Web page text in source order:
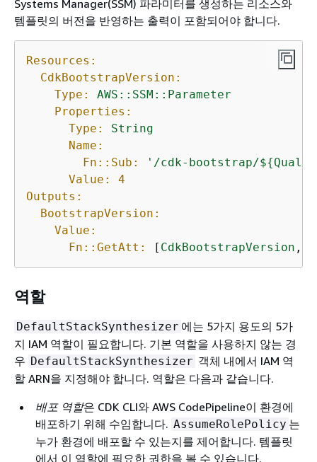
Systems Manager(SSM) 파라미터를 생성하는 리소스와
템플릿의 버전을 반영하는 출력이 포함되어야 합니다.
Resources:
CdkBootstrapVersion:
Type:
AWS::SSM::Parameter
Properties:
Type:
String
Name:
Fn::Sub:
'/cdk-bootstrap/${
Value:
4
Outputs:
BootstrapVersion:
Value:
Fn::GetAtt:
[ CdkBootstrapVersion ,
역할
DefaultStackSynthesizer 에는 5가지 용도의 5가
지 IAM 역할이 필요합니다. 기본 역할을 사용하지 않는 경
우 DefaultStackSynthesizer 객체 내에서 IAM 역
할 ARN을 지정해야 합니다. 역할은 다음과 같습니다.
배포 역할은 CDK CLI와 AWS CodePipeline이 환경에
배포하기 위해 수임합니다. AssumeRolePolicy 는
누가 환경에 배포할 수 있는지를 제어합니다. 템플릿
에서 이 역할에 필요한 권한을 볼 수 있습니다.